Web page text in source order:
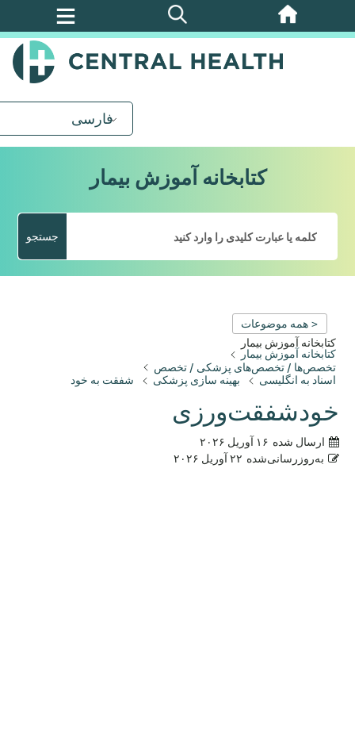
پرش
فارسی
کتابخانه آموزش بیمار
جستجو
< همه موضوعات
کتابخانه آموزش بیمار
کتابخانه آموزش بیمار
تخصص‌ها / تخصص‌های پزشکی / تخصص
اسناد به انگلیسی
بهینه سازی پزشکی شفقت به خود
خودشفقت‌ورزی
ارسال شده ۱۶ آوریل ۲۰۲۶
به‌روزرسانی‌شده ۲۲ آوریل ۲۰۲۶